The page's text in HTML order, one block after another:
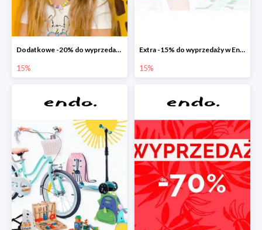
Dodatkowe -20% do wyprzedaży w Endo
15%
Extra -15% do wyprzedaży w Endo
15%